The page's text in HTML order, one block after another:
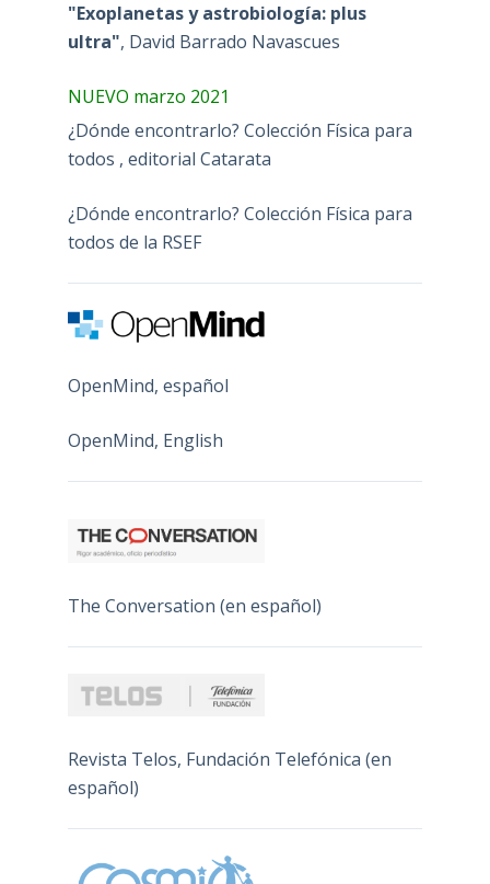
"Exoplanetas y astrobiología: plus
ultra", David Barrado Navascues
NUEVO marzo 2021
¿Dónde encontrarlo? Colección Física para
todos , editorial Catarata
¿Dónde encontrarlo? Colección Física para
todos de la RSEF
OpenMind, español
OpenMind, English
The Conversation (en español)
Revista Telos, Fundación Telefónica (en
español)